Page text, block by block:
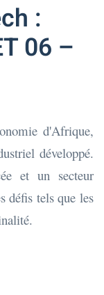
:
06 –
d'Afrique,
développé.
et un secteur
défis tels que les